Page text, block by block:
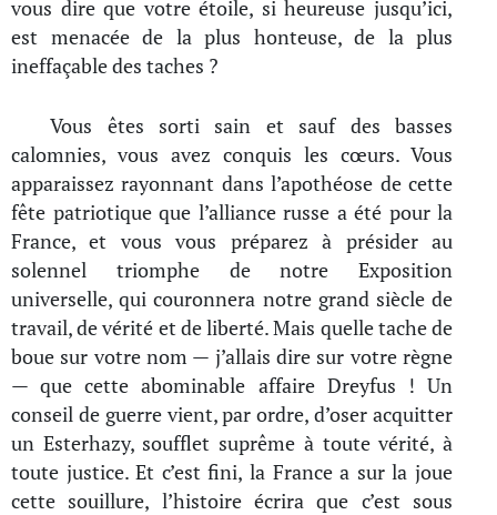
vous dire que votre étoile, si heureuse jusqu’ici,
est menacée de la plus honteuse, de la plus
ineffaçable des taches ?
Vous êtes sorti sain et sauf des basses
calomnies, vous avez conquis les cœurs. Vous
apparaissez rayonnant dans l’apothéose de cette
fête patriotique que l’alliance russe a été pour la
France, et vous vous préparez à présider au
solennel triomphe de notre Exposition
universelle, qui couronnera notre grand siècle de
travail, de vérité et de liberté. Mais quelle tache de
boue sur votre nom — j’allais dire sur votre règne
— que cette abominable affaire Dreyfus ! Un
conseil de guerre vient, par ordre, d’oser acquitter
un Esterhazy, soufflet suprême à toute vérité, à
toute justice. Et c’est fini, la France a sur la joue
cette souillure, l’histoire écrira que c’est sous